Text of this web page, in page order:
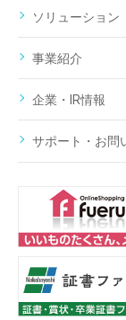
ソリューション
事業紹介
企業・IR情報
サポート・お問